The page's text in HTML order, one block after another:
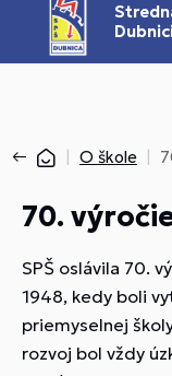
O škole
70.
SPŠ oslávila 70.
1948, kedy boli
priemyselnej
rozvoj bol vždy